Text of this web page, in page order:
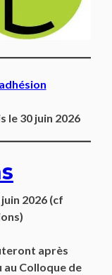
le 30 juin 2026
juin 2026 (cf
après
au Colloque de